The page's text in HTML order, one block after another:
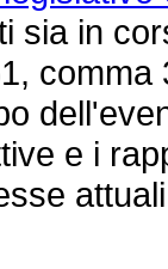
sia in
e i